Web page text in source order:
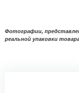
Фотографии,
реальной упаковки